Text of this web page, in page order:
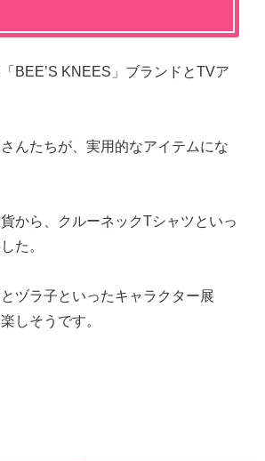
BEE’S KNEES」ブランドとTVア
んたちが、実用的なアイテムにな
から、クルーネックTシャツといっ
た。
ヅラ子といったキャラクター展
しそうです。